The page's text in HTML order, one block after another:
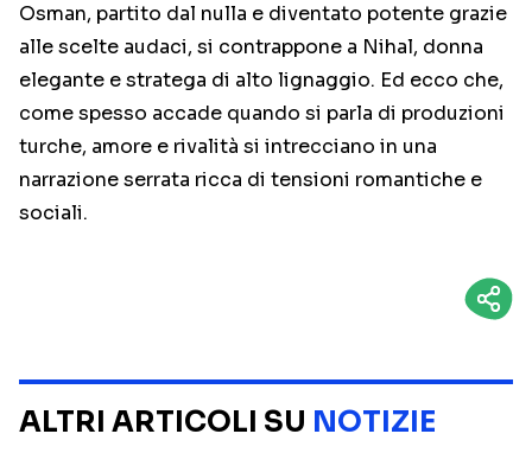
Osman, partito dal nulla e diventato potente grazie
alle scelte audaci, si contrappone a Nihal, donna
elegante e stratega di alto lignaggio. Ed ecco che,
come spesso accade quando si parla di produzioni
turche, amore e rivalità si intrecciano in una
narrazione serrata ricca di tensioni romantiche e
sociali.
ALTRI ARTICOLI SU NOTIZIE